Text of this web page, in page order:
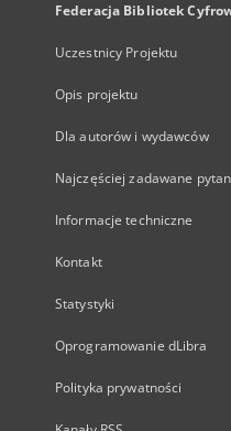
Federacja Bibliotek
Uczestnicy Projektu
Opis projektu
Dla autorów i wydawców
Najczęściej zadawane
Informacje techniczne
Kontakt
Statystyki
Oprogramowanie dLibra
Polityka prywatności